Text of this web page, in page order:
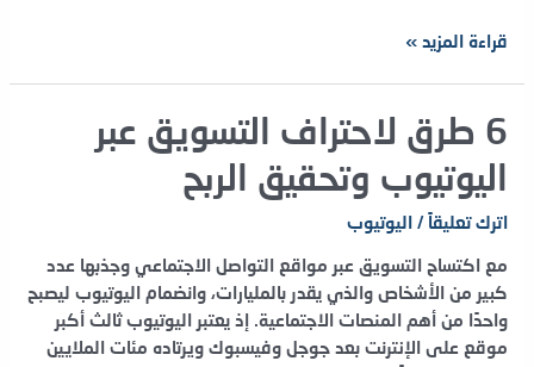
كيفية
اليوتيوب
الأرباح2022
قراءة المزيد »
6 طرق لاحتراف التسويق عبر
اليوتيوب وتحقيق الربح
اترك تعليقاً / اليوتيوب
مع اكتساح التسويق عبر مواقع التواصل الاجتماعي وجذبها عدد
كبير من الأشخاص والذي يقدر بالمليارات، وانضمام اليوتيوب ليصبح
واحدًا من أهم المنصات الاجتماعية. إذ يعتبر اليوتيوب ثالث أكبر
موقع على الإنترنت بعد جوجل وفيسبوك ويرتاده مئات الملايين